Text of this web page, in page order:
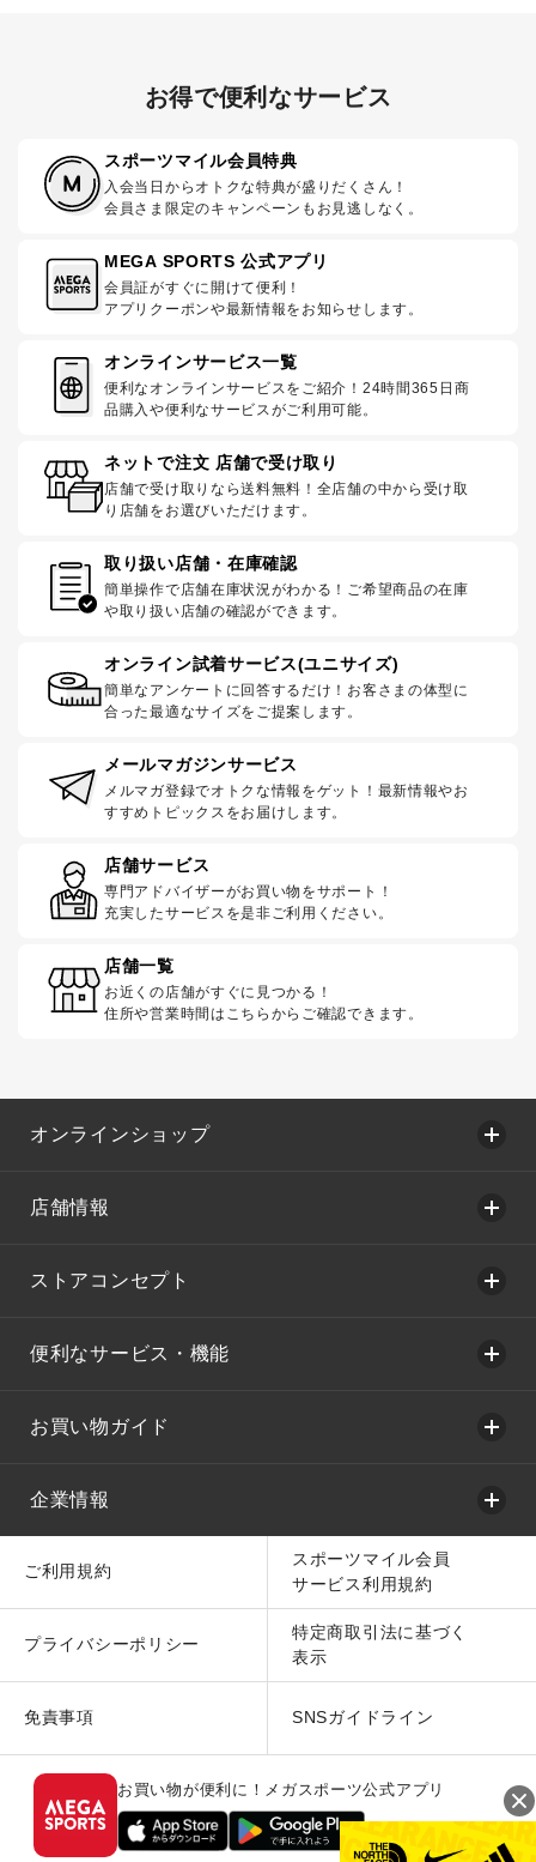
お得で便利なサービス
スポーツマイル会員特典
入会当日からオトクな特典が盛りだくさん！
会員さま限定のキャンペーンもお見逃しなく。
MEGA SPORTS 公式アプリ
会員証がすぐに開けて便利！
アプリクーポンや最新情報をお知らせします。
オンラインサービス一覧
便利なオンラインサービスをご紹介！24時間365日商
品購入や便利なサービスがご利用可能。
ネットで注文 店舗で受け取り
店舗で受け取りなら送料無料！全店舗の中から受け取
り店舗をお選びいただけます。
取り扱い店舗・在庫確認
簡単操作で店舗在庫状況がわかる！ご希望商品の在庫
や取り扱い店舗の確認ができます。
オンライン試着サービス(ユニサイズ)
簡単なアンケートに回答するだけ！お客さまの体型に
合った最適なサイズをご提案します。
メールマガジンサービス
メルマガ登録でオトクな情報をゲット！最新情報やお
すすめトピックスをお届けします。
店舗サービス
専門アドバイザーがお買い物をサポート！
充実したサービスを是非ご利用ください。
店舗一覧
お近くの店舗がすぐに見つかる！
住所や営業時間はこちらからご確認できます。
オンラインショップ
店舗情報
ストアコンセプト
便利なサービス・機能
お買い物ガイド
企業情報
ご利用規約
スポーツマイル会員
サービス利用規約
プライバシーポリシー
特定商取引法に基づく
表示
免責事項 SNSガイドライン
お買い物が便利に！メガスポーツ公式アプリ